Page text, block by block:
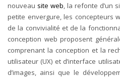
nouveau site web, la refonte d’un
petite envergure, les concepteurs
de la convivialité et de la
conception web proposent
comprenant la conception et la
utilisateur (UX) et d’interface
d’images, ainsi que le